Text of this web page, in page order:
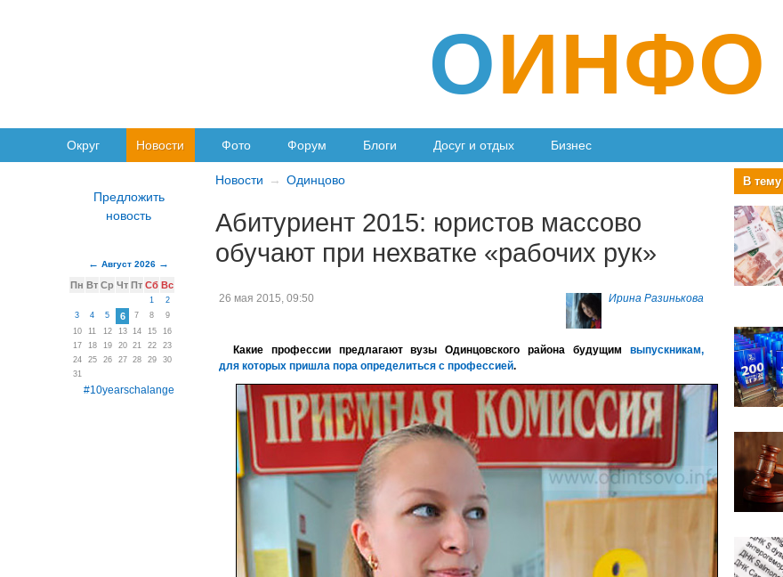
ОИНФО
Округ Новости Фото Форум Блоги Досуг и отдых Бизнес
Новости Одинцово
Абитуриент 2015: юристов массово
обучают при нехватке «рабочих рук»
Ирина Разинькова
26 мая 2015, 09:50
Какие профессии предлагают вузы Одинцовского района будущим выпускникам,
для которых пришла пора определиться с профессией.
Август 2026
Пн Вт Ср Чт Пт Сб Вс
1
2
3
4 5 6 7 8
9
10
11 12 13 14 15
16
17
18 19 20 21 22
23
24
25 26 27 28 29
30
31
#10yearschalange
В тему